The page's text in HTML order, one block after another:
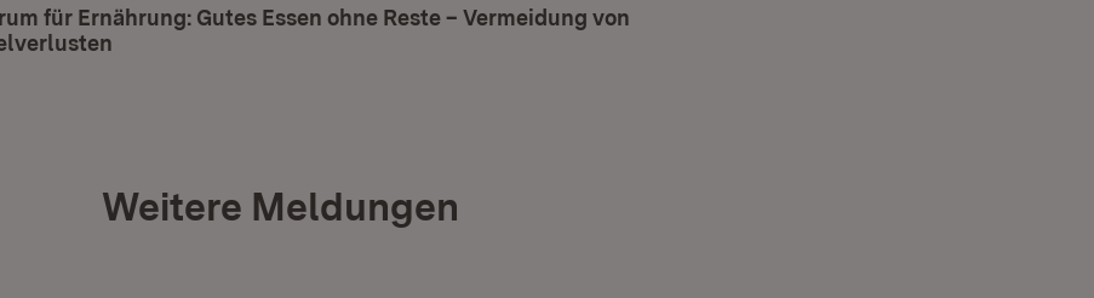
für Ernährung: Gutes Essen ohne Reste – Vermeidung von
Weitere Meldungen